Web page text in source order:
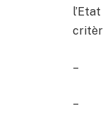
–
–